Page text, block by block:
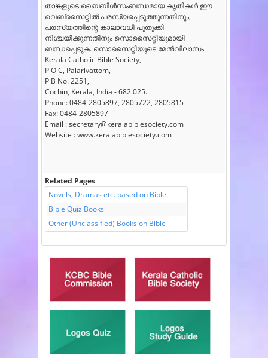
താങ്കളുടെ ബൈബിൾസംബന്ധമായ കൃതികൾ ഈ
വെബ്സൈറ്റിൽ പരസ്യപ്പെടുത്തുന്നതിനും,
പരസ്യത്തിന്റെ കാലാവധി പുതുക്കി
നിശ്ചയിക്കുന്നതിനും സൊസൈറ്റിയുമായി
ബന്ധപ്പെടുക. സൊസൈറ്റിയുടെ മേൽവിലാസം
Kerala Catholic Bible Society,
P O C, Palarivattom,
P B No. 2251,
Cochin, Kerala, India - 682 025.
Phone: 0484-2805897, 2805722, 2805815
Fax: 0484-2805897
Email : secretary@keralabiblesociety.com
Website : www.keralabiblesociety.com
Related Pages
Novels, Dramas etc. based on Bible.
Bible Quiz Books
Other (Unclassified) Books on Bible